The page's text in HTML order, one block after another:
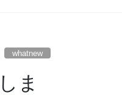
whatnew
ま